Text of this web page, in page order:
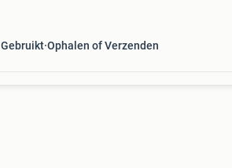
Gebruikt Ophalen of Verzenden